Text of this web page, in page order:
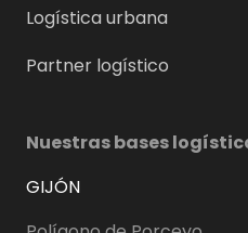
Logística urbana
Partner logístico
Nuestras bases
GIJÓN